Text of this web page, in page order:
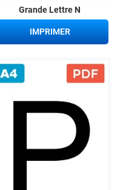
Grande Lettre N
IMPRIMER